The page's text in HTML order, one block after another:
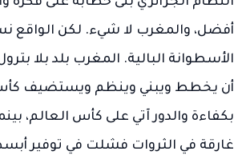
أفضل، والمغرب لا شيء. لكن الواقع
الأسطوانة البالية. المغرب بلد بلا
أن يخطط ويبني وينظم ويستضيف كأس
بكفاءة والدور آتي على كأس العالم،
غارقة في الثروات فشلت في توفير